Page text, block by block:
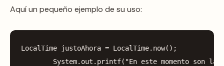
Aquí un pequeño ejemplo de su uso:
LocalTime justoAhora = LocalTime. now();
System. out . printf( "En este momento son